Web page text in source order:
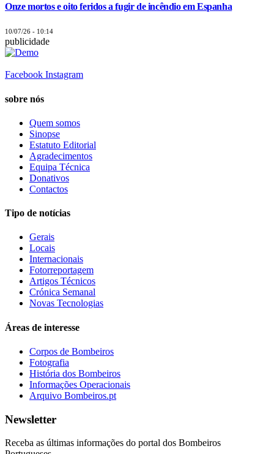
Onze mortos e oito feridos a fugir de incêndio em Espanha
10/07/26 - 10:14
publicidade
Facebook Instagram
sobre nós
Quem somos
Sinopse
Estatuto Editorial
Agradecimentos
Equipa Técnica
Donativos
Contactos
Tipo de notícias
Gerais
Locais
Internacionais
Fotorreportagem
Artigos Técnicos
Crónica Semanal
Novas Tecnologias
Áreas de interesse
Corpos de Bombeiros
Fotografia
História dos Bombeiros
Informações Operacionais
Arquivo Bombeiros.pt
Newsletter
Receba as últimas informações do portal dos Bombeiros